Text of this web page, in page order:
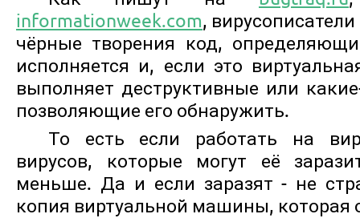
informationweek.com,
чёрные творения код,
исполняется и, если это
выполняет деструктивные или
позволяющие его обнаружить.
То есть если работать на
вирусов, которые могут её
меньше. Да и если заразят - не
копия виртуальной машины, которая